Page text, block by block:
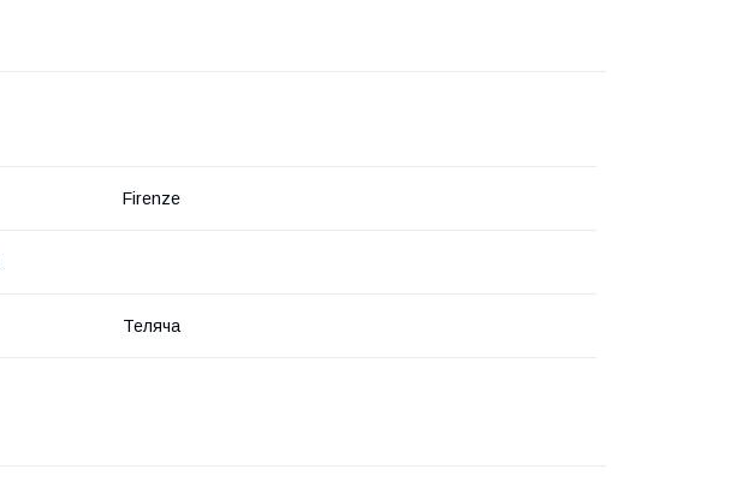
Firenze
Теляча